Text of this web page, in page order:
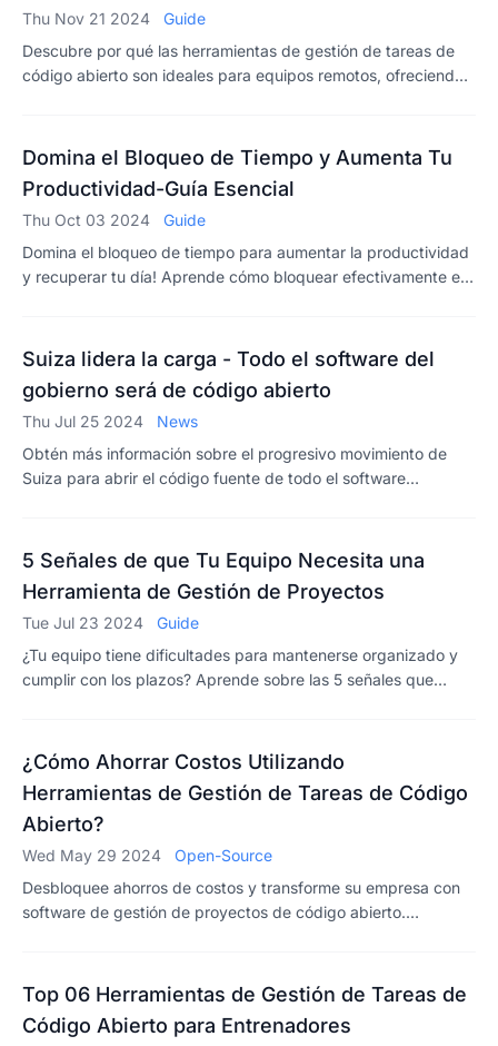
Thu Nov 21 2024
Guide
Descubre por qué las herramientas de gestión de tareas de
código abierto son ideales para equipos remotos, ofreciendo
Domina el Bloqueo de Tiempo y Aumenta Tu
Productividad-Guía Esencial
Thu Oct 03 2024
Guide
Domina el bloqueo de tiempo para aumentar la productividad
y recuperar tu día! Aprende cómo bloquear efectivamente el
Suiza lidera la carga - Todo el software del
gobierno será de código abierto
Thu Jul 25 2024
News
Obtén más información sobre el progresivo movimiento de
Suiza para abrir el código fuente de todo el software
5 Señales de que Tu Equipo Necesita una
Herramienta de Gestión de Proyectos
Tue Jul 23 2024
Guide
¿Tu equipo tiene dificultades para mantenerse organizado y
cumplir con los plazos? Aprende sobre las 5 señales que
¿Cómo Ahorrar Costos Utilizando
Herramientas de Gestión de Tareas de Código
Abierto?
Wed May 29 2024
Open-Source
Desbloquee ahorros de costos y transforme su empresa con
software de gestión de proyectos de código abierto.
Top 06 Herramientas de Gestión de Tareas de
Código Abierto para Entrenadores